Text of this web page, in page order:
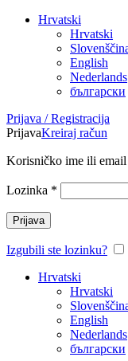
Hrvatski
Hrvatski
English
Nederlands
български
Prijava / Registracija
PrijavaKreiraj račun
Korisničko ime ili email
Lozinka *
Prijava
Izgubili ste lozinku?
Hrvatski
Hrvatski
English
Nederlands
български